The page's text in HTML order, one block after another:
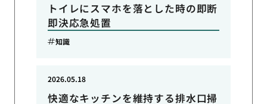
トイレにスマホを落とした時の即断
即決応急処置
知識
快適なキッチンを維持する排水口掃
2026.05.18